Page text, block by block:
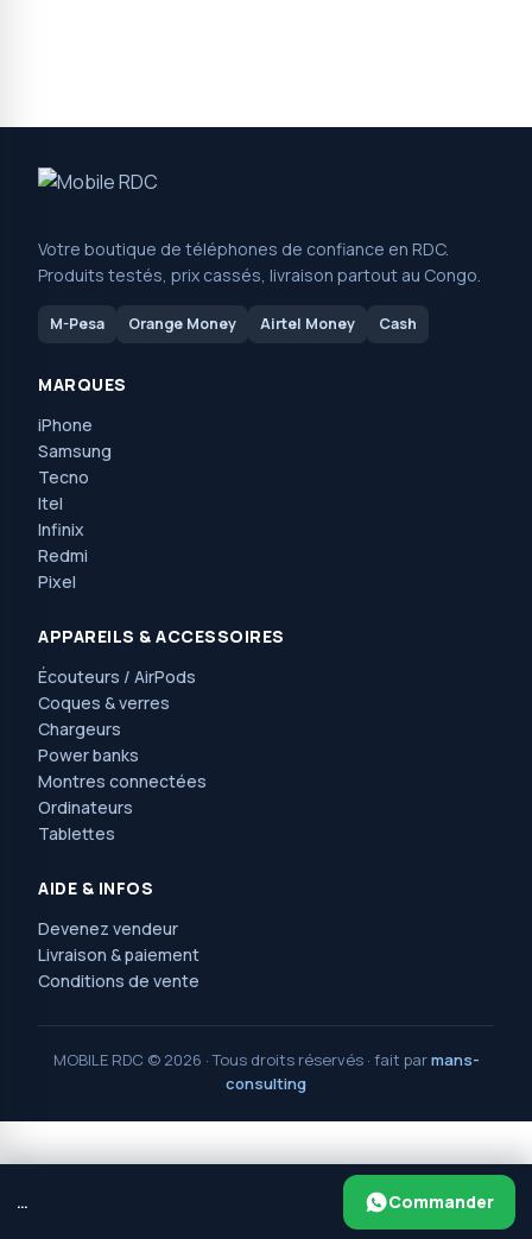
… Commander
Votre boutique de téléphones de confiance en RDC.
Produits testés, prix cassés, livraison partout au Congo.
M-Pesa Orange Money Airtel Money Cash
MARQUES
iPhone
Samsung
Tecno
Itel
Infinix
Redmi
Pixel
APPAREILS & ACCESSOIRES
Écouteurs / AirPods
Coques & verres
Chargeurs
Power banks
Montres connectées
Ordinateurs
Tablettes
AIDE & INFOS
Devenez vendeur
Livraison & paiement
Conditions de vente
MOBILE RDC © 2026 · Tous droits réservés · fait parmans-
consulting
MOBILE RDC 2025 PARMANS CONSULTING.
Avenue Nguma, 77, ma campagne, jolie parc,
ngaliema/kinshasa. Réf : l'église saint Luc et l'arrêt érosion.